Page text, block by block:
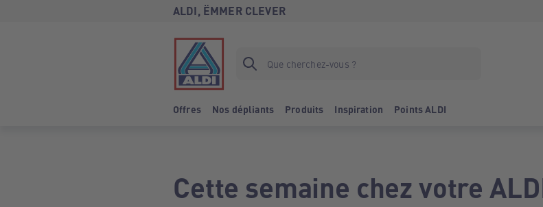
ALDI, ËMMER CLEVER
Offres Nos dépliants Produits Inspiration Points ALDI
Cette semaine chez votre